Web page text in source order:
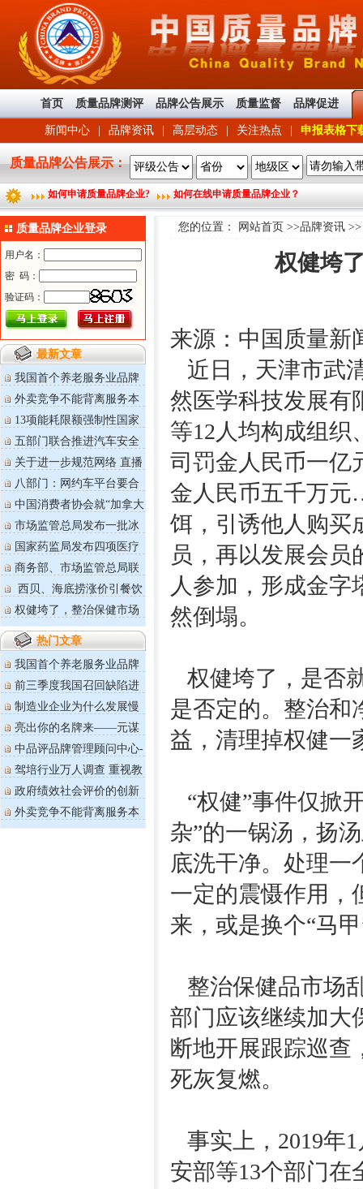
首页 质量品牌测评 品牌公告展示 质量监督 品牌促进
新闻中心 品牌资讯 高层动态 关注热点 申报表格下
质量品牌公告展示：
如何申请质量品牌企业? 如何在线申请质量品牌企业？
质量品牌企业登录
最新文章
我国首个养老服务业品牌
价值评价...
外卖竞争不能背离服务本
13项能耗限额强制性国家
标准将于...
五部门联合推进汽车安全
沙盒监管
关于进一步规范网络 直播
营利行...
八部门：网约车平台要合
理设定抽...
中国消费者协会就“加拿大
鹅”事...
市场监管总局发布一批冰
雪运动用...
国家药监局发布四项医疗
器械技术...
商务部、市场监管总局联
西贝、海底捞涨价引餐饮
业主热评
权健垮了，整治保健市场
热门文章
我国首个养老服务业品牌
价值评价...
前三季度我国召回缺陷进
口汽车59...
制造业企业为什么发展慢
亮出你的名牌来——元谋
县果蔬品...
中品评品牌管理顾问中心-
---名牌...
驾培行业万人调查 重视教
学质量和...
政府绩效社会评价的创新
思考
外卖竞争不能背离服务本
您的位置： 网站首页 >>品牌资讯
权健垮
来源：中国质量新
近日，天津市武
然医学科技发展有
等12人均构成组织
司罚金人民币一亿
金人民币五千万
饵，引诱他人购买
员，再以发展会
人参加，形成金
然倒塌。
权健垮了，是否
是否定的。整治和
益，清理掉权健一
“权健”事件仅掀
杂”的一锅汤，扬
底洗干净。处理一
一定的震慑作用，
来，或是换个“马
整治保健品市场
部门应该继续加大
断地开展跟踪巡查
死灰复燃。
事实上，2019年
安部等13个部门在